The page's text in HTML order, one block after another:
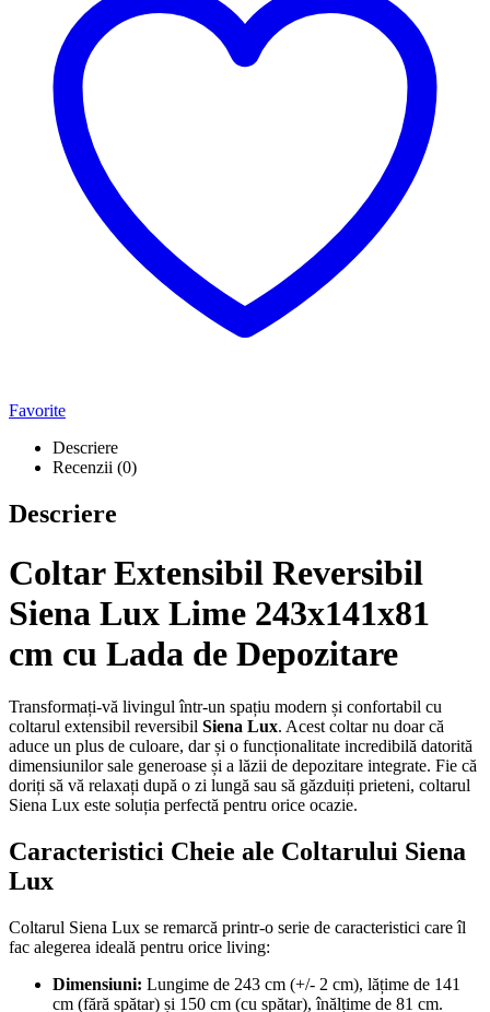
Favorite
Descriere
Recenzii (0)
Descriere
Coltar Extensibil Reversibil
Siena Lux Lime 243x141x81
cm cu Lada de Depozitare
Transformați-vă livingul într-un spațiu modern și confortabil cu
coltarul extensibil reversibil Siena Lux. Acest coltar nu doar că
aduce un plus de culoare, dar și o funcționalitate incredibilă datorită
dimensiunilor sale generoase și a lăzii de depozitare integrate. Fie că
doriți să vă relaxați după o zi lungă sau să găzduiți prieteni, coltarul
Siena Lux este soluția perfectă pentru orice ocazie.
Caracteristici Cheie ale Coltarului Siena
Lux
Coltarul Siena Lux se remarcă printr-o serie de caracteristici care îl
fac alegerea ideală pentru orice living:
Dimensiuni: Lungime de 243 cm (+/- 2 cm), lățime de 141
cm (fără spătar) și 150 cm (cu spătar), înălțime de 81 cm.